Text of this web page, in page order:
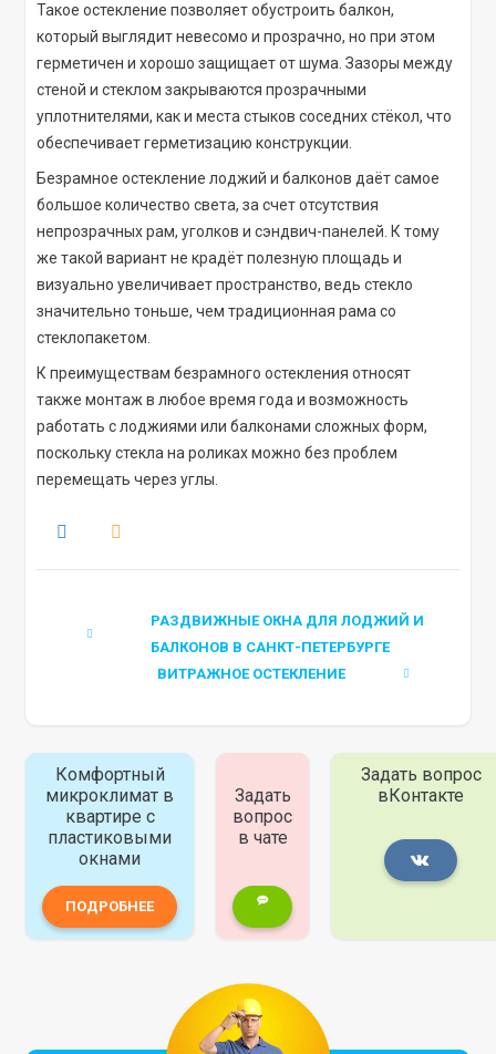
Такое остекление позволяет обустроить балкон,
который выглядит невесомо и прозрачно, но при этом
герметичен и хорошо защищает от шума. Зазоры между
стеной и стеклом закрываются прозрачными
уплотнителями, как и места стыков соседних стёкол, что
обеспечивает герметизацию конструкции.
Безрамное остекление лоджий и балконов даёт самое
большое количество света, за счет отсутствия
непрозрачных рам, уголков и сэндвич-панелей. К тому
же такой вариант не крадёт полезную площадь и
визуально увеличивает пространство, ведь стекло
значительно тоньше, чем традиционная рама со
стеклопакетом.
К преимуществам безрамного остекления относят
также монтаж в любое время года и возможность
работать с лоджиями или балконами сложных форм,
поскольку стекла на роликах можно без проблем
перемещать через углы.
РАЗДВИЖНЫЕ ОКНА ДЛЯ ЛОДЖИЙ И
БАЛКОНОВ В САНКТ-ПЕТЕРБУРГЕ
ВИТРАЖНОЕ ОСТЕКЛЕНИЕ
Комфортный
микроклимат в
квартире с
пластиковыми
окнами
ПОДРОБНЕЕ
Задать
вопрос
в чате
Задать вопрос
вКонтакте